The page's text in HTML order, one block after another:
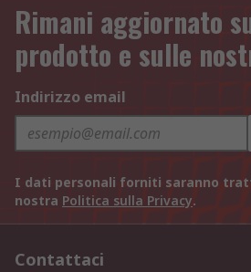
Rimani aggiornato
prodotto e sulle
Indirizzo email
I dati personali forniti saranno
nostra Politica sulla Privacy.
Contattaci